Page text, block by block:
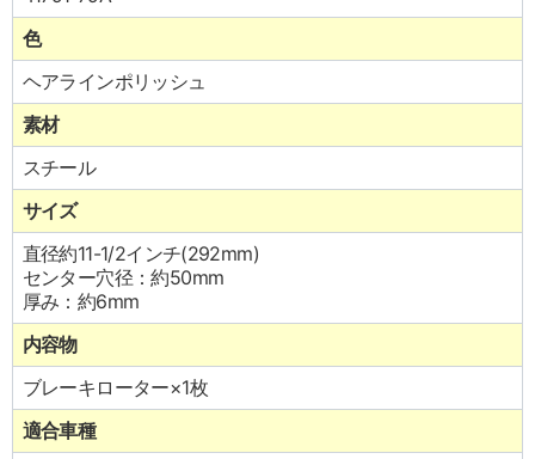
色
ヘアラインポリッシュ
素材
スチール
サイズ
直径約11-1/2インチ(292mm)
センター穴径：約50mm
厚み：約6mm
内容物
ブレーキローター×1枚
適合車種